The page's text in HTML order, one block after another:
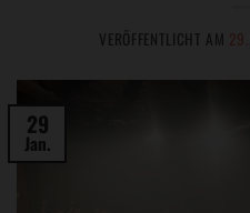
VERÖFFENTLICHT AM
29
Jan.